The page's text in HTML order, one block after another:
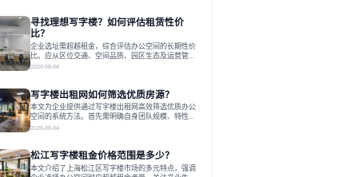
运营方通过空间优化与社群服务，助力企业成长，推
动市场向多元化、高性价比方向发展。近年来，西安
写字楼市场呈现出租金持续调整的态势，这一现象引
发了的广泛关注。作为西部重要
寻找理想写字楼？如何评估租赁性价
比？
企业选址需超越租金，综合评估办公空间的长期性价
比。应从区位交通、空间品质、园区生态及运营管理
四个核心维度权衡财务支出与长期价值回报。理想的
衡。对于许多正在成长或寻求稳定发展的企业而言，
寻找一处合适的办公空间是一项至关重要的决策。这
不仅关系到团队的日常工作效率与协作氛围，更直接
影响着企业的品牌形象、运营成本
2026-08-04
写字楼出租网如何筛选优质房源？
本文为企业提供通过写字楼出租网高效筛选优质办公
空间的系统方法。首先需明确自身团队规模、特性、
预算等核心需求。线上筛选时，应深入解读房源参
背景与持续服务能力。完成线上初选后，必须进行线
下实地验证，核对空间实景、测试设施、感受园区氛
围并确认合同条款，从而做出精确决策。在数字化时
2026-08-04
松江写字楼租金价格范围是多少？
本文介绍了上海松江区写字楼市场的多元特点，强调